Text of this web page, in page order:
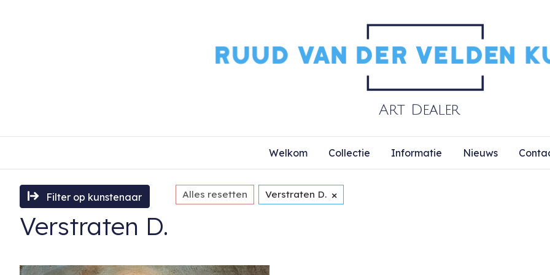
Welkom Collectie Informatie Nieuws
Filter op kunstenaar Alles resetten Verstraten D. ×
Verstraten D.